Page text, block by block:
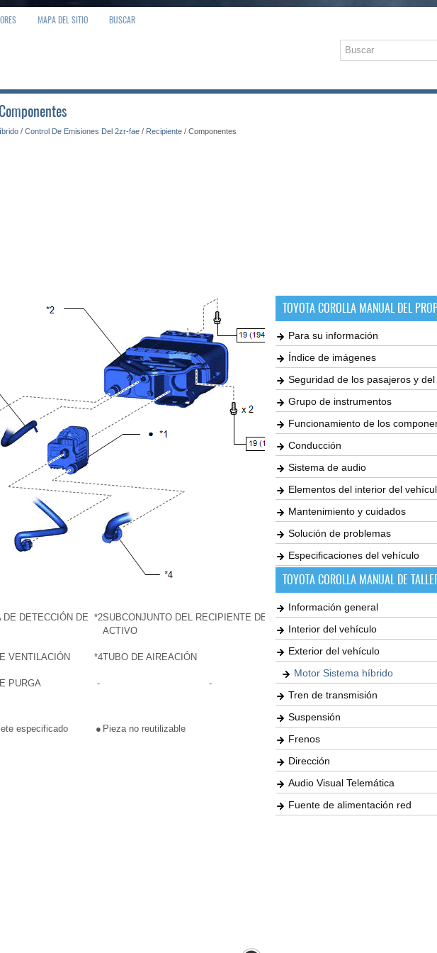
MAPA DEL SITIO BUSCAR
/ Control De Emisiones Del 2zr-fae / Recipiente / Componentes
DETECCIÓN DE
*2SUBCONJUNTO DEL RECIPIENTE DE CARBÓN
ACTIVO
VENTILACIÓN *4TUBO DE AIREACIÓN
PURGA - -
especificado ● Pieza no reutilizable
TOYOTA COROLLA MANUAL DEL
Para su información
Índice de imágenes
Seguridad de los pasajeros y
Grupo de instrumentos
Funcionamiento de los
Conducción
Sistema de audio
Elementos del interior del
Mantenimiento y cuidados
Solución de problemas
Especificaciones del vehículo
TOYOTA COROLLA MANUAL DE
Información general
Interior del vehículo
Exterior del vehículo
Motor Sistema híbrido
Tren de transmisión
Suspensión
Frenos
Dirección
Audio Visual Telemática
Fuente de alimentación red